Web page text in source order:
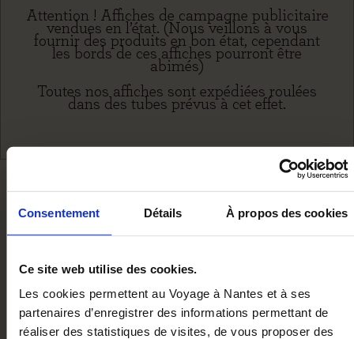
Consentement Détails À propos des cookies
Ce site web utilise des cookies.
Les cookies permettent au Voyage à Nantes et à ses
partenaires d’enregistrer des informations permettant de
réaliser des statistiques de visites, de vous proposer des
Attention ! Affiches de campagne publicitaire
vendues en l’état. (Nous veillons à vous
fournir des produits en bon état, cependant
les bords de ces affiches pourront être
abimés)
Toutes nos affiches sont expédiées roulées
dans des tubes prévus à cet effet.
NOUS VOUS